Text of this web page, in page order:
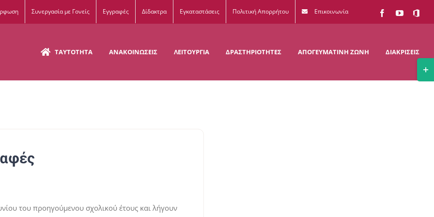
Συνεργασία με Γονείς Εγγραφές Δίδακτρα Εγκαταστάσεις Πολιτική Απορρήτου Επικοινωνία FacebookYouTube
Office
ΤΑΥΤΟΤΗΤΑ ΑΝΑΚΟΙΝΩΣΕΙΣ ΛΕΙΤΟΥΡΓΙΑ ΔΡΑΣΤΗΡΙΟΤΗΤΕΣ ΑΠΟΓΕΥΜΑΤΙΝΗ ΖΩΝΗ ΔΙΑΚΡΙΣΕΙΣ
του προηγούμενου σχολικού έτους και λήγουν